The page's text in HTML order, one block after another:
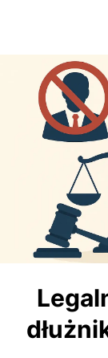
Legalne sposoby obrony